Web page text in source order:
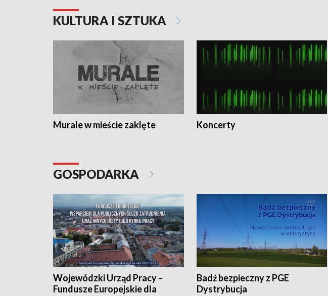
KULTURA I SZTUKA
Murale w mieście zaklęte Koncerty
GOSPODARKA
Wojewódzki Urząd Pracy –
Fundusze Europejskie dla
Badź bezpieczny z PGE
Dystrybucja